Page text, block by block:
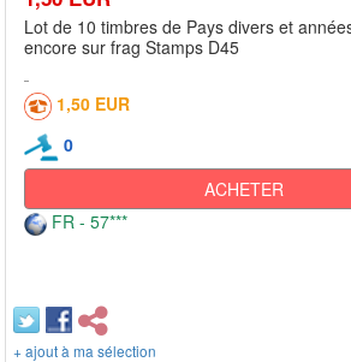
Lot de 10 timbres de Pays divers et
encore sur frag Stamps D45
1,50 EUR
0
ACHETER
FR - 57***
+ ajout à ma sélection